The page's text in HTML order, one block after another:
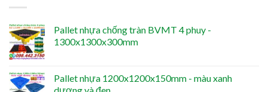
Pallet nhựa chống tràn BVMT 4 phuy -
1300x1300x300mm
Pallet nhựa 1200x1200x150mm - màu xanh
dương và đen